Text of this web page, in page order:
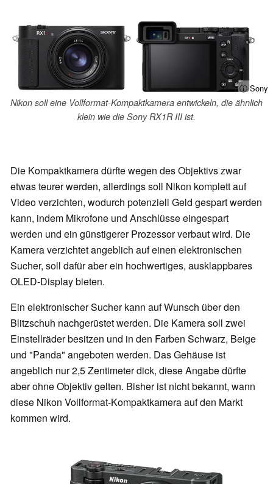
ⓘ Sony
Nikon soll eine Vollformat-Kompaktkamera entwickeln, die ähnlich
klein wie die Sony RX1R III ist.
Die Kompaktkamera dürfte wegen des Objektivs zwar
etwas teurer werden, allerdings soll Nikon komplett auf
Video verzichten, wodurch potenziell Geld gespart werden
kann, indem Mikrofone und Anschlüsse eingespart
werden und ein günstigerer Prozessor verbaut wird. Die
Kamera verzichtet angeblich auf einen elektronischen
Sucher, soll dafür aber ein hochwertiges, ausklappbares
OLED-Display bieten.
Ein elektronischer Sucher kann auf Wunsch über den
Blitzschuh nachgerüstet werden. Die Kamera soll zwei
Einstellräder besitzen und in den Farben Schwarz, Beige
und "Panda" angeboten werden. Das Gehäuse ist
angeblich nur 2,5 Zentimeter dick, diese Angabe dürfte
aber ohne Objektiv gelten. Bisher ist nicht bekannt, wann
diese Nikon Vollformat-Kompaktkamera auf den Markt
kommen wird.